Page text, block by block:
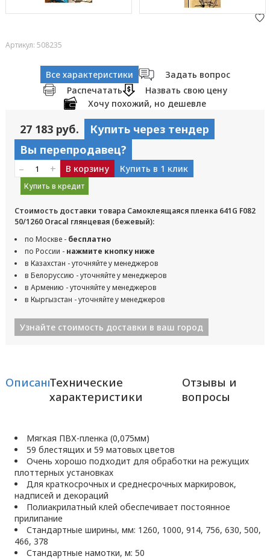
Артикул: 508235
Все характеристики
Задать вопрос
Распечатать
Назвать свою цену
Хочу похожий, но дешевле
27 183 руб.
Купить через тендер
Вы перепродавец?
– + В корзину Купить в 1 клик
Купить в кредит
Стоимость доставки товара Самоклеящаяся пленка 641G F082
50/1260 Oracal глянцевая (бежевый):
по Москве - бесплатно
по России - нажмите кнопку ниже
в Казахстан - уточняйте у менеджеров
в Белоруссию - уточняйте у менеджеров
в Армению - уточняйте у менеджеров
в Кыргызстан - уточняйте у менеджеров
Узнайте стоимость доставки в ваш город
ОписаниеТехнические
характеристики
Отзывы и
вопросы
Мягкая ПВХ-пленка (0,075мм)
59 блестящих и 59 матовых цветов
Очень хорошо подходит для обработки на режущих
плоттерных установках
Для краткосрочных и среднесрочных маркировок,
надписей и декораций
Полиакрилатный клей обеспечивает постоянное
прилипание
Стандартные ширины, мм: 1260, 1000, 914, 756, 630, 500,
466, 378
Стандартные намотки, м: 50